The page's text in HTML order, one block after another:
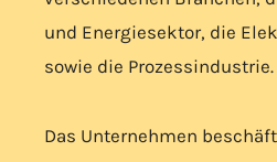
und Energiesektor, die
sowie die Prozessindustrie.
Das Unternehmen